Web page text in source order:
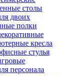
столы
двоих
полки
кресла
стулья
персонала